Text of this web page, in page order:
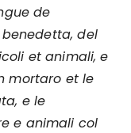
de
del
et animali, e
mortaro et le
e le
e animali col